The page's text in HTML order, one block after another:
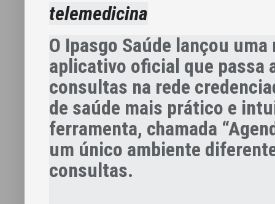
telemedicina
O Ipasgo Saúde lançou
aplicativo oficial que passa
consultas na rede
de saúde mais prático e
ferramenta, chamada
um único ambiente
consultas.